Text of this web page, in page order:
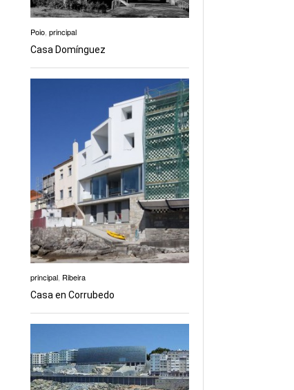
Poio principal
Casa Domínguez
principal, Ribeira
Casa en Corrubedo